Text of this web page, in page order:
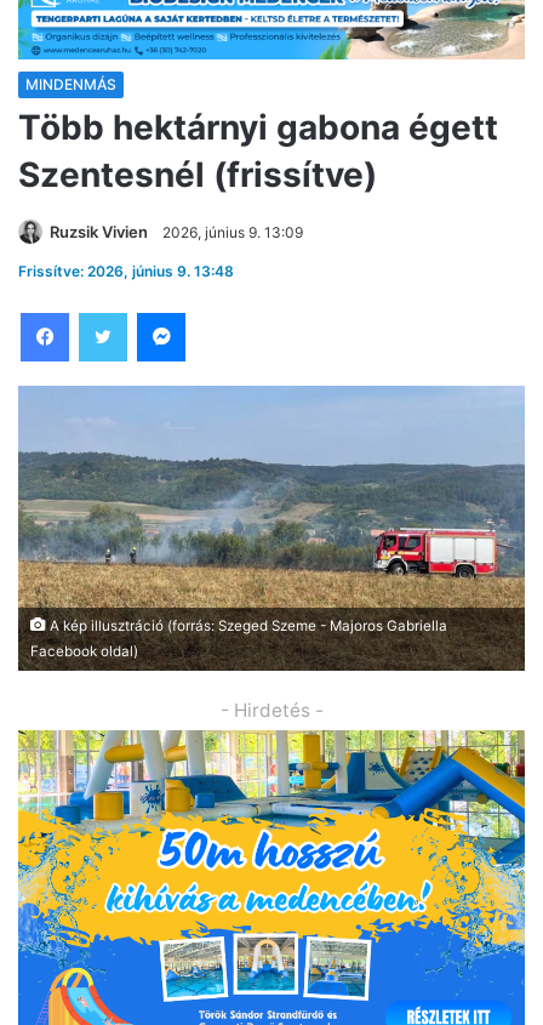
MINDENMÁS
Több hektárnyi gabona égett
Szentesnél (frissítve)
Ruzsik Vivien 2026, június 9. 13:09
Frissítve: 2026, június 9. 13:48
A kép illusztráció (forrás: Szeged Szeme - Majoros Gabriella
Facebook oldal)
- Hirdetés -